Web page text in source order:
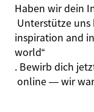
Haben wir dein
Unterstütze uns
inspiration and
world“
. Bewirb dich
online — wir